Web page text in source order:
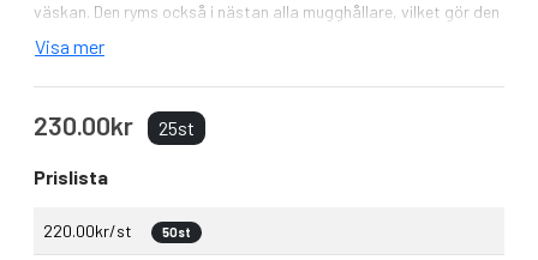
väskan. Den ryms också i nästan alla mugghållare, vilket gör den
idealisk för resor och pendling. Volymkapacitet: 300 ml. BPA-fri.
Visa mer
230.00kr 25st
Prislista
220.00kr/st 50st